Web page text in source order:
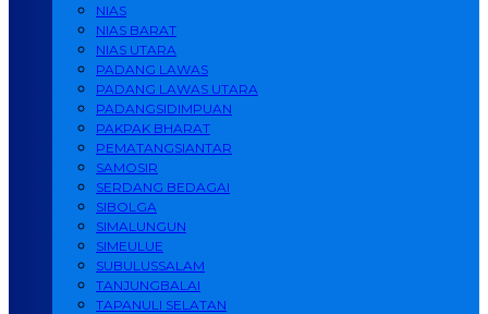
NIAS
NIAS BARAT
NIAS UTARA
PADANG LAWAS
PADANG LAWAS UTARA
PADANGSIDIMPUAN
PAKPAK BHARAT
PEMATANGSIANTAR
SAMOSIR
SERDANG BEDAGAI
SIBOLGA
SIMALUNGUN
SIMEULUE
SUBULUSSALAM
TANJUNGBALAI
TAPANULI SELATAN